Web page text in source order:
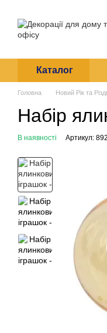
Каталог
Головна Новий Рік та
Набір
В наявності Артикул: